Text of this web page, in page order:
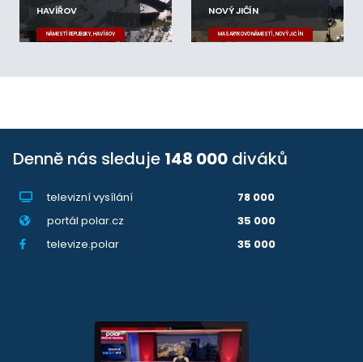
HAVÍŘOV
NÁMĚSTÍ REPUBLIKY, HAVÍŘOV
NOVÝ JIČÍN
MASARYKOVO NÁMĚSTÍ, NOVÝ JIČÍN
Denně nás sleduje 148 000 diváků
televizní vysílání
78 000
portál polar.cz
35 000
televize.polar
35 000